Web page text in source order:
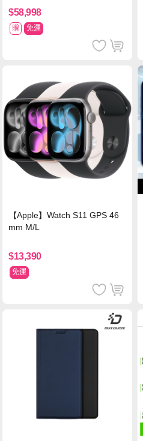
$58,998
贈 免運
【Apple】Watch S11 GPS 46
mm M/L
$13,390
免運